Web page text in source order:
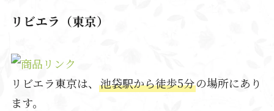
リビエラ（東京）
リビエラ東京は、 池袋駅から徒歩5分の場所にあり
ます。